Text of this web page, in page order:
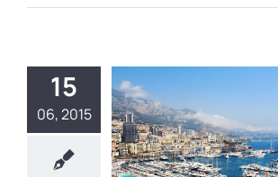
15
06, 2015